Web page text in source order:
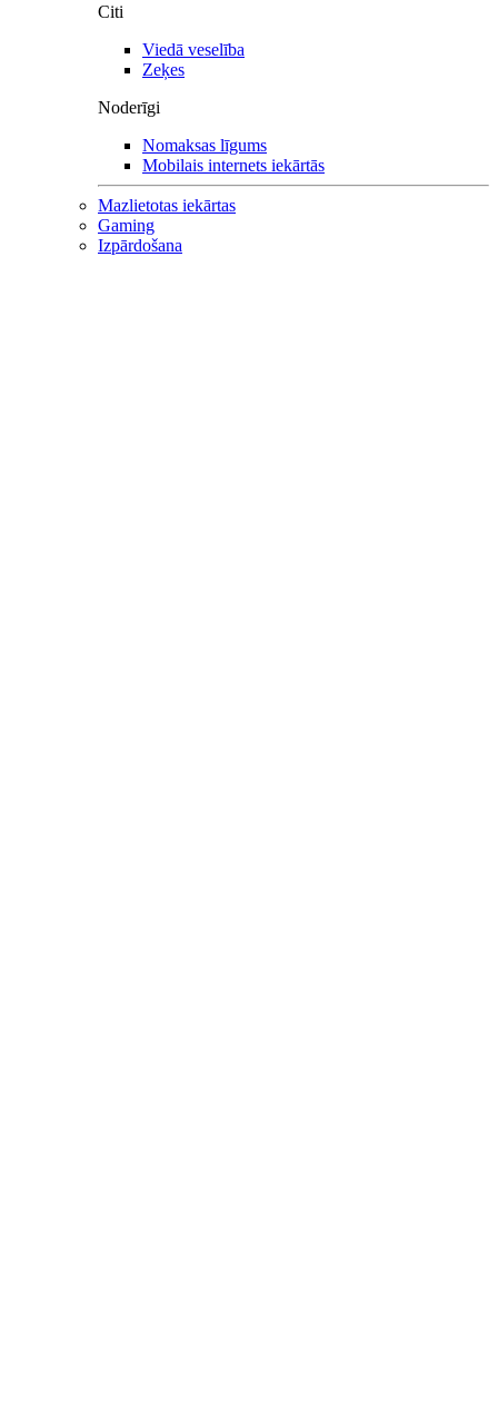
Citi
Viedā veselība
Zeķes
Noderīgi
Nomaksas līgums
Mobilais internets iekārtās
Mazlietotas iekārtas
Gaming
Izpārdošana